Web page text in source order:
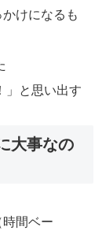
けになるも
」と思い出す
大事なの
時間ベー